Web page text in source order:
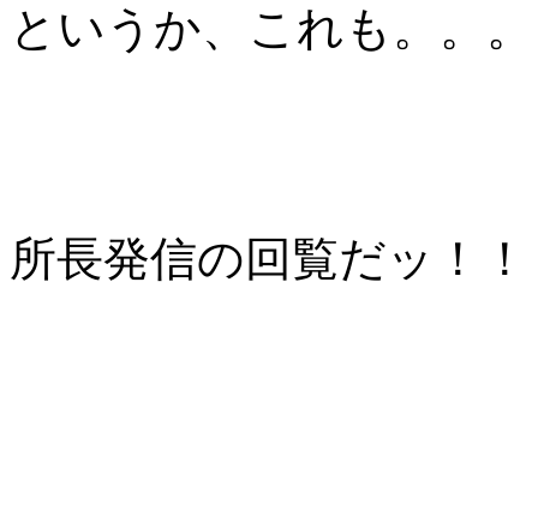
というか、これも。。。
所長発信の回覧だッ！！